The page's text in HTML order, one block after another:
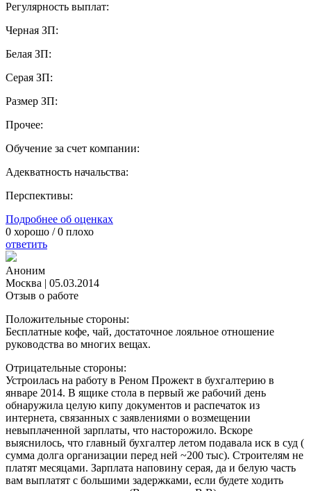
Регулярность выплат:
Черная ЗП:
Белая ЗП:
Серая ЗП:
Размер ЗП:
Прочее:
Обучение за счет компании:
Адекватность начальства:
Перспективы:
Подробнее об оценках
0 хорошо /0 плохо
ответить
Аноним
Москва | 05.03.2014
Отзыв о работе
Положительные стороны:
Бесплатные кофе, чай, достаточное лояльное отношение
руководства во многих вещах.
Отрицательные стороны:
Устроилась на работу в Реном Прожект в бухгалтерию в
январе 2014. В ящике стола в первый же рабочий день
обнаружила целую кипу документов и распечаток из
интернета, связанных с заявлениями о возмещении
невыплаченной зарплаты, что насторожило. Вскоре
выяснилось, что главный бухгалтер летом подавала иск в суд (
сумма долга организации перед ней ~200 тыс). Строителям не
платят месяцами. Зарплата наповину серая, да и белую часть
вам выплатят с большими задержками, если будете ходить